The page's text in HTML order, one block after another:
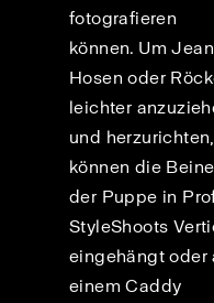
fotografieren
können. Um
Hosen oder
leichter
und herzurichten,
können die Beine
der Puppe in
StyleShoots
eingehängt oder
einem Caddy